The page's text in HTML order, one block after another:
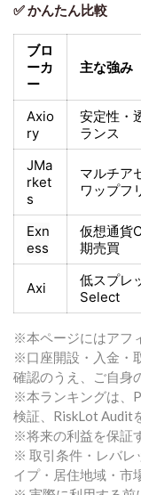
✅ かんたん比較
ブロ
ーカ
ー
主な強み
Axio
ry
安定性・
ランス
JMa
rket
s
マルチア
ワップフ
Exn
ess
仮想通貨
期売買
Axi 低スプレ
Select
※本ページにはアフ
※口座開設・入金・
確認のうえ、ご自身
※本ランキングは、
検証、RiskLot Audit
※将来の利益を保証
※ 取引条件・レバレ
イプ・居住地域・市